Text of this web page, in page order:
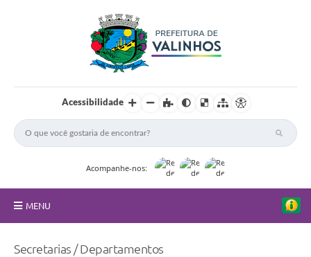
Acessibilidade
Acompanhe-nos:
MENU
Secretarias / Departamentos